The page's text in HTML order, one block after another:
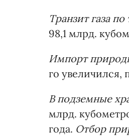
Транзит газа
98,1 млрд.
Импорт
го увеличился,
В подземные
млрд.
года. Отбор